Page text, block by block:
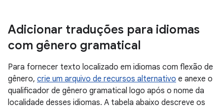
Adicionar traduções para idiomas
com gênero gramatical
Para fornecer texto localizado em idiomas com flexão de
gênero, crie um arquivo de recursos alternativo e anexe o
qualificador de gênero gramatical logo após o nome da
localidade desses idiomas. A tabela abaixo descreve os